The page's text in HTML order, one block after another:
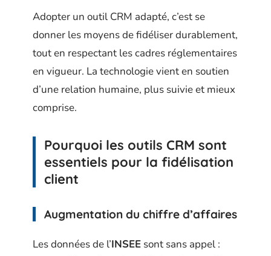
Adopter un outil CRM adapté, c’est se
donner les moyens de fidéliser durablement,
tout en respectant les cadres réglementaires
en vigueur. La technologie vient en soutien
d’une relation humaine, plus suivie et mieux
comprise.
Pourquoi les outils CRM sont
essentiels pour la fidélisation
client
Augmentation du chiffre d’affaires
Les données de l’INSEE sont sans appel :